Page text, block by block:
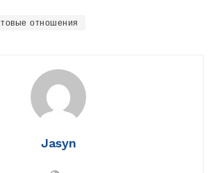
отношения
Jasyn